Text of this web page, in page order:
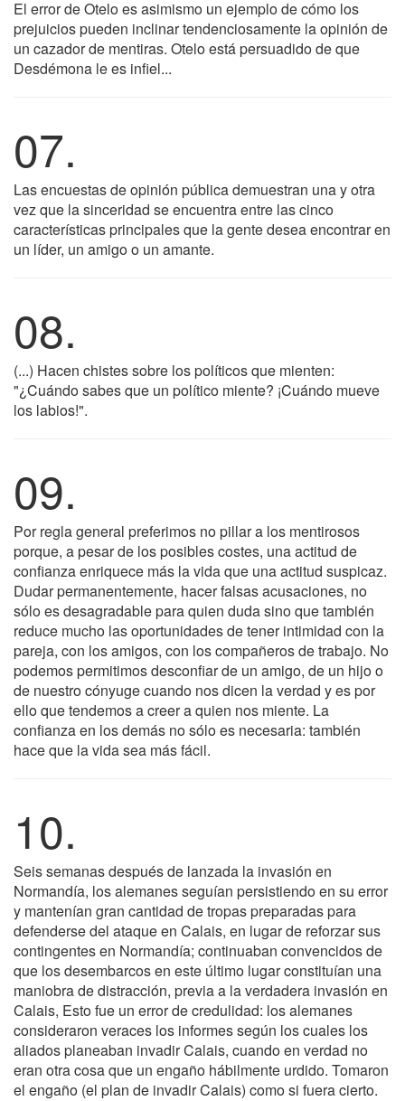
El error de Otelo es asimismo un ejemplo de cómo los
prejuicios pueden inclinar tendenciosamente la opinión de
un cazador de mentiras. Otelo está persuadido de que
Desdémona le es infiel...
07.
Las encuestas de opinión pública demuestran una y otra
vez que la sinceridad se encuentra entre las cinco
características principales que la gente desea encontrar en
un líder, un amigo o un amante.
08.
(...) Hacen chistes sobre los políticos que mienten:
"¿Cuándo sabes que un político miente? ¡Cuándo mueve
los labios!".
09.
Por regla general preferimos no pillar a los mentirosos
porque, a pesar de los posibles costes, una actitud de
confianza enriquece más la vida que una actitud suspicaz.
Dudar permanentemente, hacer falsas acusaciones, no
sólo es desagradable para quien duda sino que también
reduce mucho las oportunidades de tener intimidad con la
pareja, con los amigos, con los compañeros de trabajo. No
podemos permitimos desconfiar de un amigo, de un hijo o
de nuestro cónyuge cuando nos dicen la verdad y es por
ello que tendemos a creer a quien nos miente. La
confianza en los demás no sólo es necesaria: también
hace que la vida sea más fácil.
10.
Seis semanas después de lanzada la invasión en
Normandía, los alemanes seguían persistiendo en su error
y mantenían gran cantidad de tropas preparadas para
defenderse del ataque en Calais, en lugar de reforzar sus
contingentes en Normandía; continuaban convencidos de
que los desembarcos en este último lugar constituían una
maniobra de distracción, previa a la verdadera invasión en
Calais, Esto fue un error de credulidad: los alemanes
consideraron veraces los informes según los cuales los
aliados planeaban invadir Calais, cuando en verdad no
eran otra cosa que un engaño hábilmente urdido. Tomaron
el engaño (el plan de invadir Calais) como si fuera cierto.